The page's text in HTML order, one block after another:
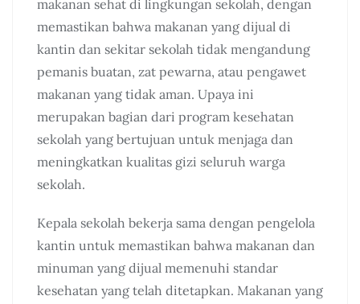
makanan sehat di lingkungan sekolah, dengan
memastikan bahwa makanan yang dijual di
kantin dan sekitar sekolah tidak mengandung
pemanis buatan, zat pewarna, atau pengawet
makanan yang tidak aman. Upaya ini
merupakan bagian dari program kesehatan
sekolah yang bertujuan untuk menjaga dan
meningkatkan kualitas gizi seluruh warga
sekolah.
Kepala sekolah bekerja sama dengan pengelola
kantin untuk memastikan bahwa makanan dan
minuman yang dijual memenuhi standar
kesehatan yang telah ditetapkan. Makanan yang